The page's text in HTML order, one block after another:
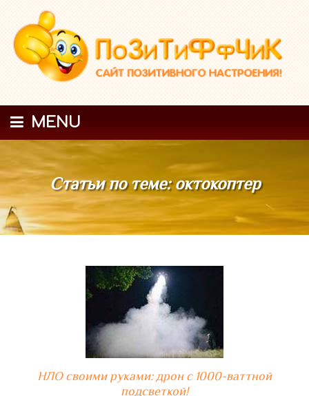
MENU
Статьи по теме: октокоптер
НЛО своими руками: дрон с 1000-ваттной
подсветкой!